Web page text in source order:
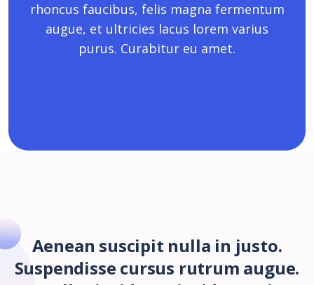
rhoncus faucibus, felis magna fermentum
augue, et ultricies lacus lorem varius
purus. Curabitur eu amet.
Aenean suscipit nulla in justo.
Suspendisse cursus rutrum augue.